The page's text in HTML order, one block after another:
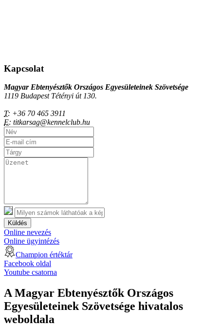
Kapcsolat
Magyar Ebtenyésztők Országos Egyesületeinek Szövetsége
1119 Budapest Tétényi út 130.
T: +36 70 465 3911
E: titkarsag@kennelclub.hu
Küldés
Online nevezés
Online ügyintézés
Champion értéktár
Facebook oldal
Youtube csatorna
A Magyar Ebtenyésztők Országos
Egyesületeinek Szövetsége hivatalos
weboldala